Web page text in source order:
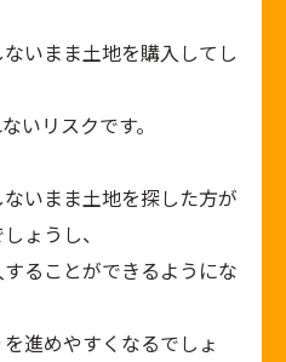
いまま土地を購入してし
いリスクです。
いまま土地を探した方が
ょうし、
ることができるようにな
進めやすくなるでしょ